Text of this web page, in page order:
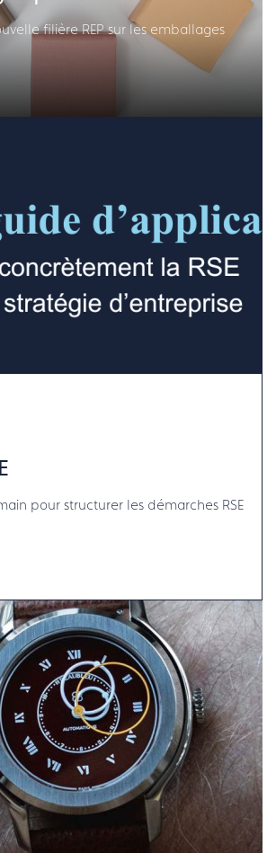
filière REP sur les emballages
pour structurer les démarches RSE